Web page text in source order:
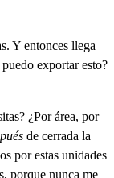
Y entonces llega
exportar esto?
¿Por área, por
de cerrada la
por estas unidades
porque nunca me